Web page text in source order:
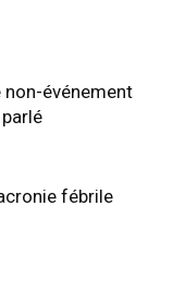
non-événement
fébrile